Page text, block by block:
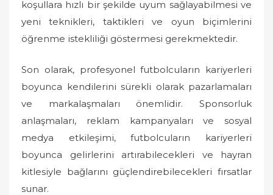
koşullara hızlı bir şekilde uyum sağlayabilmesi ve
yeni teknikleri, taktikleri ve oyun biçimlerini
öğrenme istekliliği göstermesi gerekmektedir.
Son olarak, profesyonel futbolcuların kariyerleri
boyunca kendilerini sürekli olarak pazarlamaları
ve markalaşmaları önemlidir. Sponsorluk
anlaşmaları, reklam kampanyaları ve sosyal
medya etkileşimi, futbolcuların kariyerleri
boyunca gelirlerini artırabilecekleri ve hayran
kitlesiyle bağlarını güçlendirebilecekleri fırsatlar
sunar.